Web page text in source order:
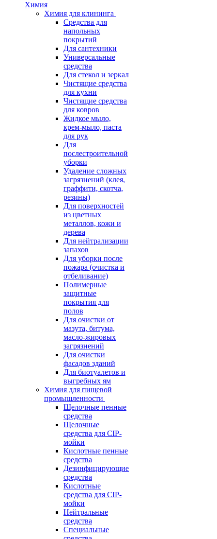
Химия
Химия для клининга
Средства для
напольных
покрытий
Для сантехники
Универсальные
средства
Для стекол и зеркал
Чистящие средства
для кухни
Чистящие средства
для ковров
Жидкое мыло,
крем-мыло, паста
для рук
Для
послестроительной
уборки
Удаление сложных
загрязнений (клея,
граффити, скотча,
резины)
Для поверхностей
из цветных
металлов, кожи и
дерева
Для нейтрализации
запахов
Для уборки после
пожара (очистка и
отбеливание)
Полимерные
защитные
покрытия для
полов
Для очистки от
мазута, битума,
масло-жировых
загрязнений
Для очистки
фасадов зданий
Для биотуалетов и
выгребных ям
Химия для пищевой
промышленности
Щелочные пенные
средства
Щелочные
средства для CIP-
мойки
Кислотные пенные
средства
Дезинфицирующие
средства
Кислотные
средства для CIP-
мойки
Нейтральные
средства
Специальные